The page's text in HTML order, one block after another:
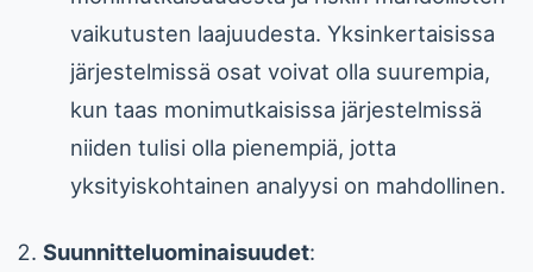
vaikutusten laajuudesta. Yksinkertaisissa
järjestelmissä osat voivat olla suurempia,
kun taas monimutkaisissa järjestelmissä
niiden tulisi olla pienempiä, jotta
yksityiskohtainen analyysi on mahdollinen.
Suunnitteluominaisuudet: